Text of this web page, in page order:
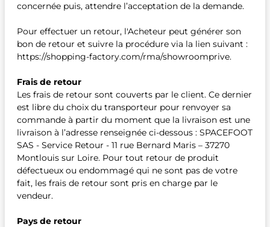
concernée puis, attendre l’acceptation de la demande.
Pour effectuer un retour, l'Acheteur peut générer son
bon de retour et suivre la procédure via la lien suivant :
https://shopping-factory.com/rma/showroomprive.
Frais de retour
Les frais de retour sont couverts par le client. Ce dernier
est libre du choix du transporteur pour renvoyer sa
commande à partir du moment que la livraison est une
livraison à l’adresse renseignée ci-dessous : SPACEFOOT
SAS - Service Retour - 11 rue Bernard Maris – 37270
Montlouis sur Loire. Pour tout retour de produit
défectueux ou endommagé qui ne sont pas de votre
fait, les frais de retour sont pris en charge par le
vendeur.
Pays de retour